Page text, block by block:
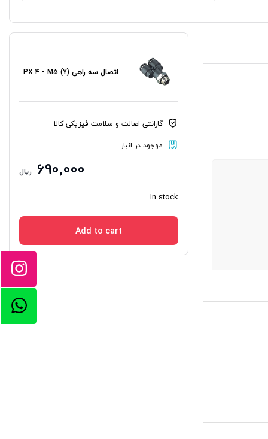
اتصال سه راهی (Y) PX 4 - M5
گارانتی اصالت و سلامت فیزیکی کالا
موجود در انبار
690,000 ریال
In stock
Add to cart